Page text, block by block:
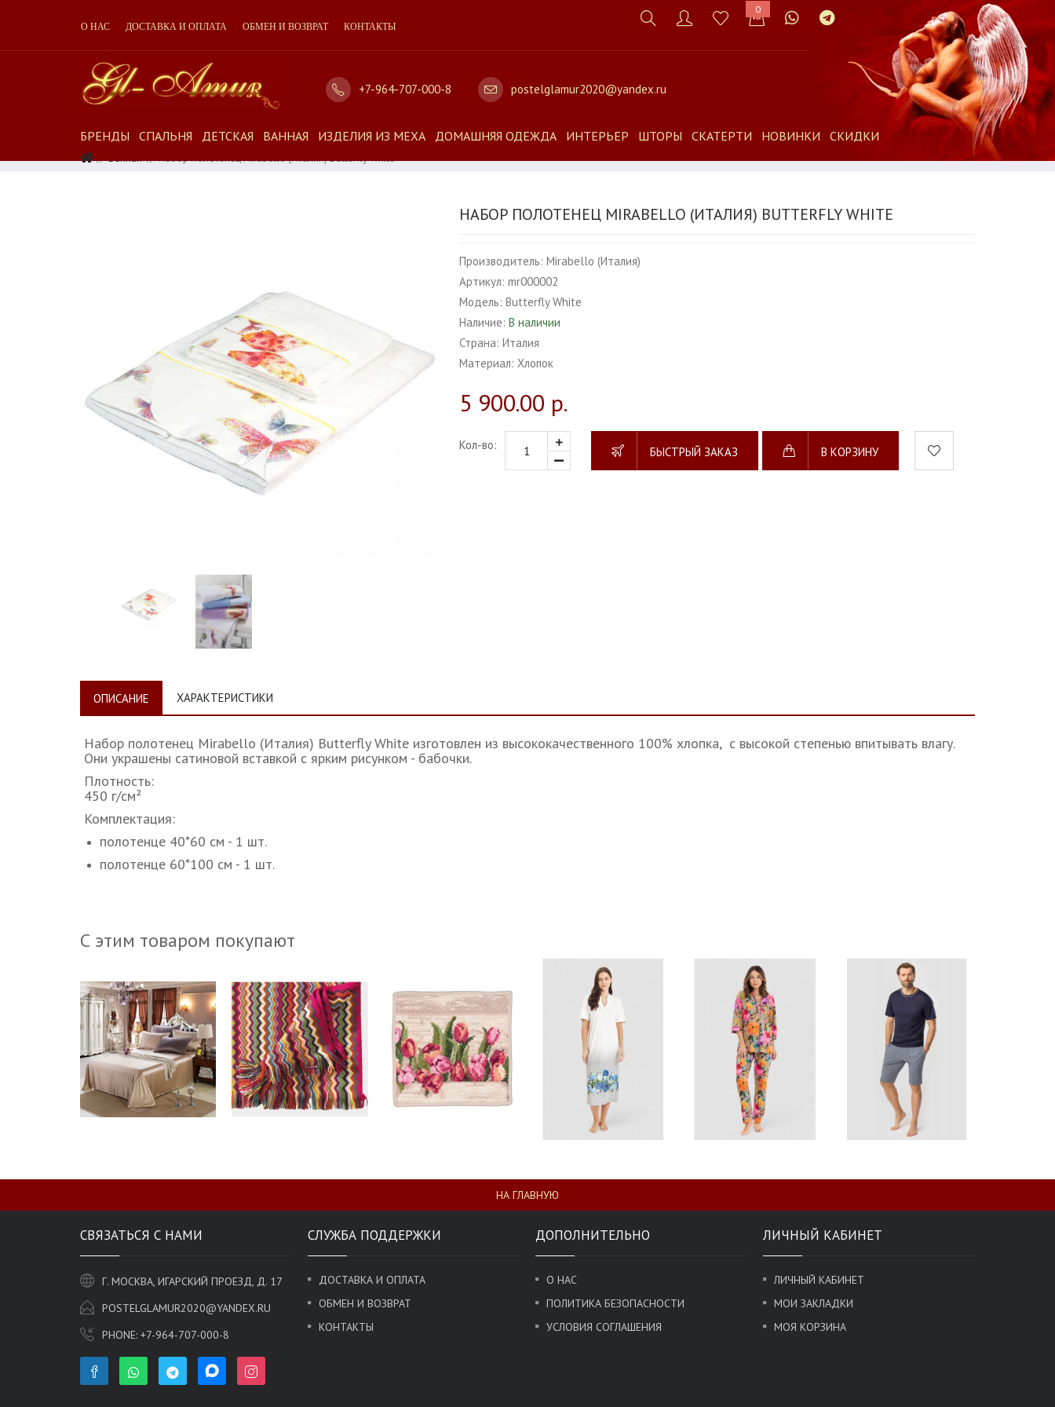
0
О НАС ДОСТАВКА И ОПЛАТА ОБМЕН И ВОЗВРАТ КОНТАКТЫ
+7-964-707-000-8 postelglamur2020@yandex.ru
БРЕНДЫ СПАЛЬНЯ ДЕТСКАЯ ВАННАЯ ИЗДЕЛИЯ ИЗ МЕХА ДОМАШНЯЯ ОДЕЖДА ИНТЕРЬЕР ШТОРЫ СКАТЕРТИ НОВИНКИ СКИДКИ
Ванная Набор Полотенец Mirabello (Италия) Butterfly White
НАБОР ПОЛОТЕНЕЦ MIRABELLO (ИТАЛИЯ) BUTTERFLY WHITE
Производитель: Mirabello (Италия)
Артикул: mr000002
Модель: Butterfly White
Наличие: В наличии
Страна: Италия
Материал: Хлопок
5 900.00 р.
Кол-во: БЫСТРЫЙ ЗАКАЗ В КОРЗИНУ
ОПИСАНИЕ ХАРАКТЕРИСТИКИ
Набор полотенец Mirabello (Италия) Butterfly White изготовлен из высококачественного 100% хлопка, с высокой степенью впитывать влагу.
Они украшены сатиновой вставкой с ярким рисунком - бабочки.
Плотность:
450 г/см²
Комплектация:
полотенце 40*60 см - 1 шт.
полотенце 60*100 см - 1 шт.
С этим товаром покупают
НА ГЛАВНУЮ
СВЯЗАТЬСЯ С НАМИ
Г. МОСКВА, ИГАРСКИЙ ПРОЕЗД, Д. 17
POSTELGLAMUR2020@YANDEX.RU
PHONE: +7-964-707-000-8
СЛУЖБА ПОДДЕРЖКИ
ДОСТАВКА И ОПЛАТА
ОБМЕН И ВОЗВРАТ
КОНТАКТЫ
ДОПОЛНИТЕЛЬНО
О НАС
ПОЛИТИКА БЕЗОПАСНОСТИ
УСЛОВИЯ СОГЛАШЕНИЯ
ЛИЧНЫЙ КАБИНЕТ
ЛИЧНЫЙ КАБИНЕТ
МОИ ЗАКЛАДКИ
МОЯ КОРЗИНА